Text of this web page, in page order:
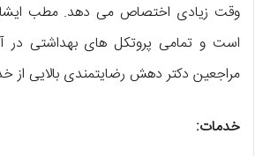
وقت زیادی اختصاص می دهد. مطب
است و تمامی پروتکل های بهداشتی
مراجعین دکتر دهش رضایتمندی بالایی از
خدمات: